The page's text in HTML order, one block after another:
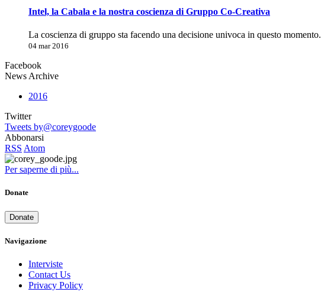
Intel, la Cabala e la nostra coscienza di Gruppo Co-Creativa
La coscienza di gruppo sta facendo una decisione univoca in questo momento.
04 mar 2016
Facebook
News Archive
2016
Twitter
Tweets by@coreygoode
Abbonarsi
RSS Atom
Per saperne di più...
Donate
Donate
Navigazione
Interviste
Contact Us
Privacy Policy